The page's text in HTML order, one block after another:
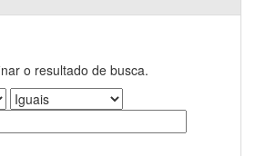
o resultado de busca.